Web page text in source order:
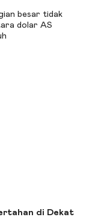
besar tidak
dolar AS
di Dekat